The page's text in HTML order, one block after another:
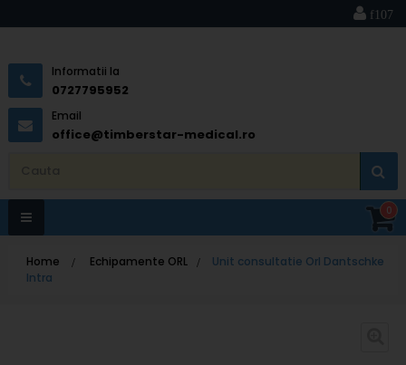
Informatii la
0727795952
Email
office@timberstar-medical.ro
navigation
0
Home > Echipamente ORL >
Unit consultatie Orl Dantschke
Intra